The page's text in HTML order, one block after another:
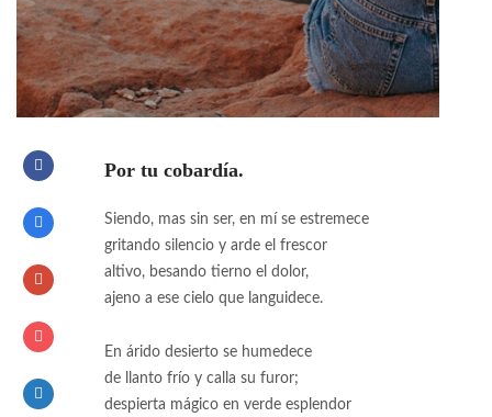
Por tu cobardía.
Siendo, mas sin ser, en mí se estremece
gritando silencio y arde el frescor
altivo, besando tierno el dolor,
ajeno a ese cielo que languidece.
En árido desierto se humedece
de llanto frío y calla su furor;
despierta mágico en verde esplendor